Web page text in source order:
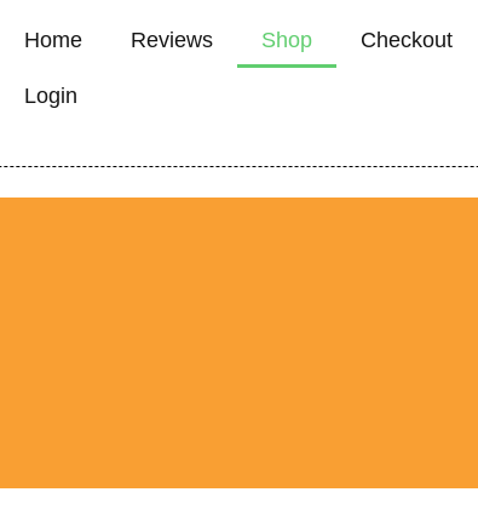
Home Reviews Shop Checkout
Login